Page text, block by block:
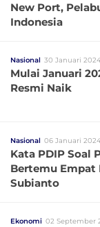
New Port,
Indonesia
Nasional 30 Januari
Mulai Januari
Resmi Naik
Nasional 06 Januari
Kata PDIP Soal
Bertemu Empat
Subianto
Ekonomi 02 September